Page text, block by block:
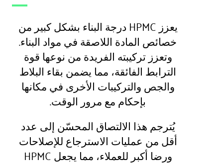
يعزز HPMC درجة البناء بشكل كبير من
خصائص المادة اللاصقة في مواد البناء.
وتعزز تركيبته الفريدة من نوعها قوة
الترابط الفائقة، مما يضمن بقاء البلاط
والجص والتركيبات الأخرى في مكانها
بإحكام مع مرور الوقت.
يُترجم هذا الالتصاق المحسّن إلى عدد
أقل من عمليات الاسترجاع للإصلاحات
ورضا أكبر للعملاء، مما يجعل HPMC